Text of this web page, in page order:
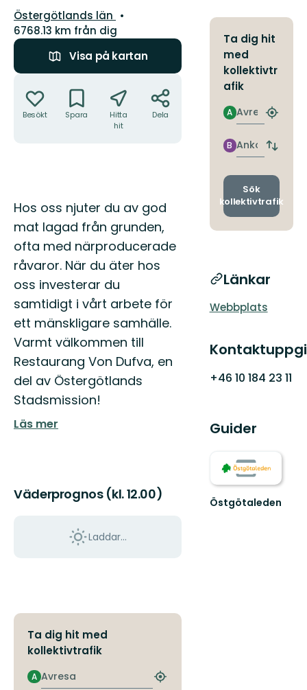
Län:
Östergötlands län
6768.13 km från dig
Visa på kartan
Besökt Spara
Hitta
hit
Dela
Beskrivning
Hos oss njuter du av god
mat lagad från grunden,
ofta med närproducerade
råvaror. När du äter hos
oss investerar du
samtidigt i vårt arbete för
ett mänskligare samhälle.
Varmt välkommen till
Restaurang Von Dufva, en
del av Östergötlands
Stadsmission!
Läs mer
Väderprognos (kl. 12.00)
Laddar...
Ta dig hit med
kollektivtrafik
Avresa
A
Hitta
Ta dig hit
med
kollektivtr
afik
Avresa
A
Hitta
Ankomst
B
Byt
och
Sök
kollektivtrafik
Länkar
Webbplats
+46 10 184 23 11
Guider
Östgötaleden